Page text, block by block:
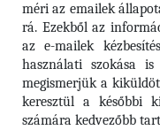
méri az emailek
rá. Ezekből az
az e-mailek
használati szokása
megismerjük a
keresztül a későbbi
számára kedvezőbb